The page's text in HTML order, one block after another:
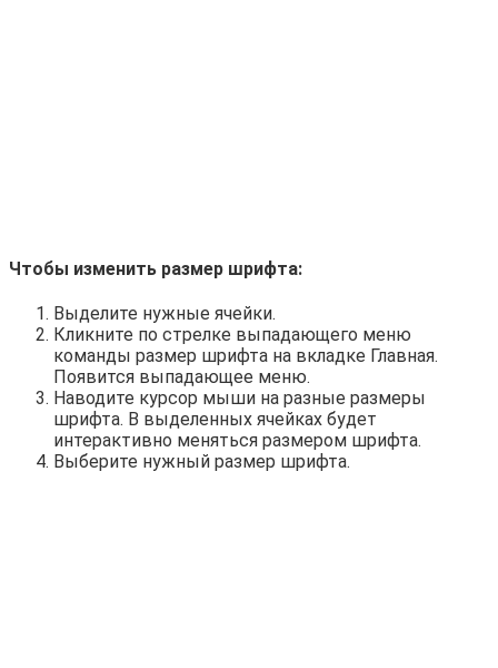
Чтобы изменить размер шрифта:
Выделите нужные ячейки.
Кликните по стрелке выпадающего меню
команды размер шрифта на вкладке Главная.
Появится выпадающее меню.
Наводите курсор мыши на разные размеры
шрифта. В выделенных ячейках будет
интерактивно меняться размером шрифта.
Выберите нужный размер шрифта.